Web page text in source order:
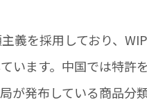
を採用しており、
います。中国では特
発布している商品分